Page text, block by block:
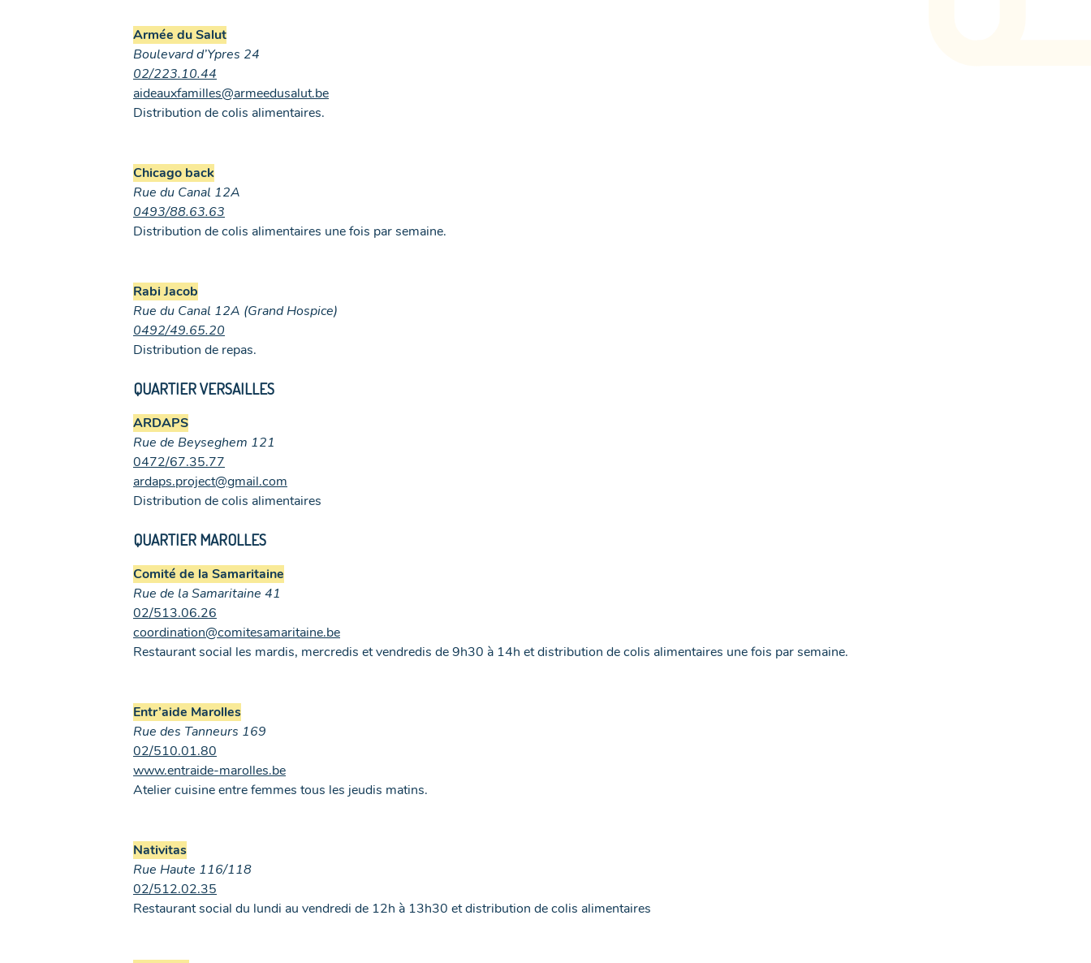
Armée du Salut
Boulevard d’Ypres 24
02/223.10.44
aideauxfamilles@armeedusalut.be
Distribution de colis alimentaires.
Chicago back
Rue du Canal 12A
0493/88.63.63
Distribution de colis alimentaires une fois par semaine.
Rabi Jacob
Rue du Canal 12A (Grand Hospice)
0492/49.65.20
Distribution de repas.
QUARTIER VERSAILLES
ARDAPS
Rue de Beyseghem 121
0472/67.35.77
ardaps.project@gmail.com
Distribution de colis alimentaires
QUARTIER MAROLLES
Comité de la Samaritaine
Rue de la Samaritaine 41
02/513.06.26
coordination@comitesamaritaine.be
Restaurant social les mardis, mercredis et vendredis de 9h30 à 14h et distribution de colis alimentaires une fois par semaine.
Entr’aide Marolles
Rue des Tanneurs 169
02/510.01.80
www.entraide-marolles.be
Atelier cuisine entre femmes tous les jeudis matins.
Nativitas
Rue Haute 116/118
02/512.02.35
Restaurant social du lundi au vendredi de 12h à 13h30 et distribution de colis alimentaires